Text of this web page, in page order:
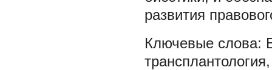
развития
трансплантология